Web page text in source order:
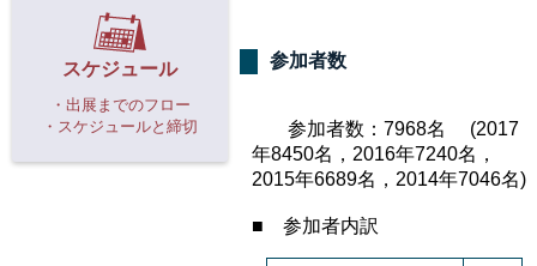
スケジュール
・出展までのフロー
・スケジュールと締切
参加者数
参加者数：7968名 (2017
年8450名，2016年7240名，
2015年6689名，2014年7046名)
■ 参加者内訳